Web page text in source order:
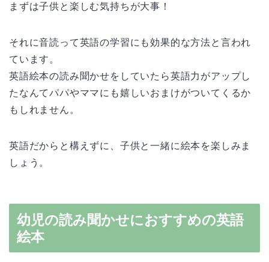
まずは子供と楽しむ気持ちが大事！
それに音読って英語の学習にも効果的な方法と言われ
ています。
英語絵本の読み聞かせをしていたら英語力がアップし
たなんてパパやママにも嬉しいおまけがついてくるか
もしれません。
英語だからと構えずに、子供と一緒に絵本を楽しみま
しょう。
幼児の読み聞かせにおすすめの英語
絵本